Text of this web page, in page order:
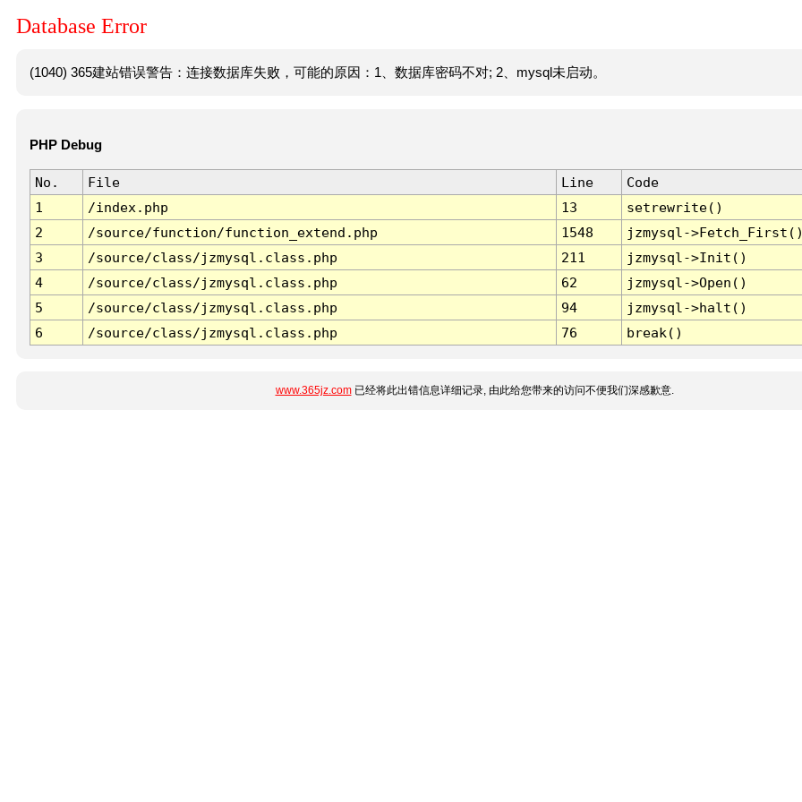
Database Error
(1040) 365建站错误警告：连接数据库失败，可能的原因：1、数据库密码不对; 2、mysql未启动。
PHP Debug
No. File Line
Code
1
/index.php 13
setrewrite()
2
/source/function/function_extend.php 1548
jzmysql-
3
/source/class/jzmysql.class.php 211
jzmysql->Init()
4
/source/class/jzmysql.class.php 62
jzmysql->Open()
5
/source/class/jzmysql.class.php 94
jzmysql->halt()
6
/source/class/jzmysql.class.php 76 break()
www.365jz.com已经将此出错信息详细记录, 由此给您带来的访问不便我们深感歉意.